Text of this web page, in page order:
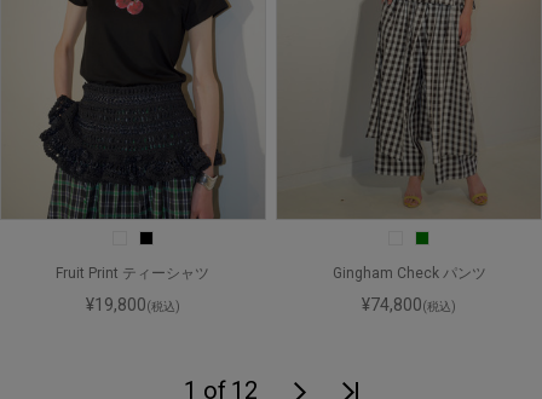
Fruit Print ティーシャツ
¥19,800(税込)
Gingham Check パンツ
¥74,800(税込)
1 of 12